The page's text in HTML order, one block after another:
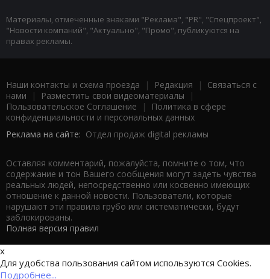
Материалы, отмеченные знаками "Реклама", "PR", "Спецпроект",
"Новости компаний", "Актуально", "Промо", публикуются на
правах рекламы.
Наши контакты и схема проезда | Редакция | Связаться с
нами | Разместить свои видеоматериалы |
Пользовательское Соглашение |
Политика в сфере
конфиденциальности и персональных данных
Реклама на сайте: Отдел продаж digital рекламы
Оставляя комментарий, пожалуйста, помните о том, что
содержание и тон Вашего сообщения могут задеть чувства
реальных людей, непосредственно или косвенно имеющих
отношение к данной новости. Пользователи, которые
нарушают эти правила грубо или систематически, будут
заблокированы.
Полная версия правил
x
Для удобства пользования сайтом используются Cookies.
Подробнее...